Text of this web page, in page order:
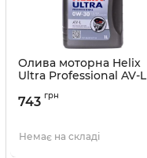
Олива моторна Helix
Ultra Professional AV-L
Артикул:
743 грн
Немає на складі